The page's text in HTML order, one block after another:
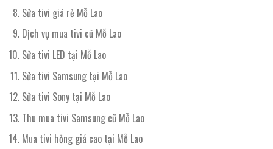
Sửa tivi giá rẻ Mỗ Lao
Dịch vụ mua tivi cũ Mỗ Lao
Sửa tivi LED tại Mỗ Lao
Sửa tivi Samsung tại Mỗ Lao
Sửa tivi Sony tại Mỗ Lao
Thu mua tivi Samsung cũ Mỗ Lao
Mua tivi hỏng giá cao tại Mỗ Lao